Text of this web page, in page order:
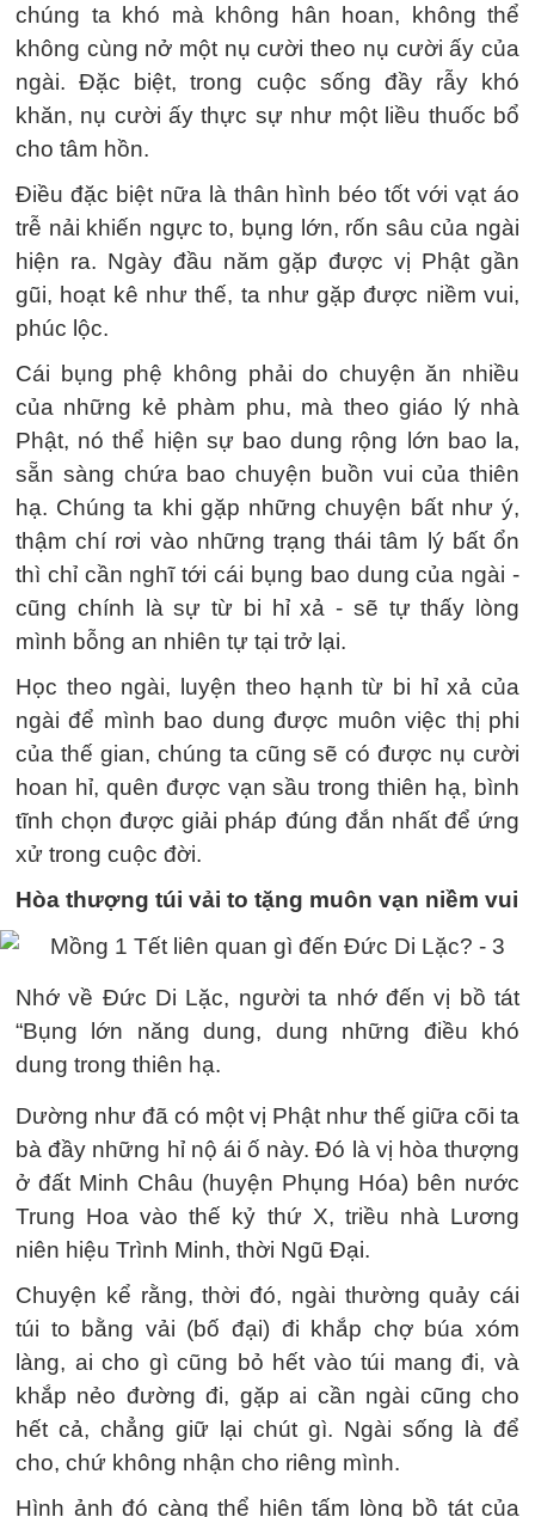
chúng ta khó mà không hân hoan, không thể
không cùng nở một nụ cười theo nụ cười ấy của
ngài. Đặc biệt, trong cuộc sống đầy rẫy khó
khăn, nụ cười ấy thực sự như một liều thuốc bổ
cho tâm hồn.
Điều đặc biệt nữa là thân hình béo tốt với vạt áo
trễ nải khiến ngực to, bụng lớn, rốn sâu của ngài
hiện ra. Ngày đầu năm gặp được vị Phật gần
gũi, hoạt kê như thế, ta như gặp được niềm vui,
phúc lộc.
Cái bụng phệ không phải do chuyện ăn nhiều
của những kẻ phàm phu, mà theo giáo lý nhà
Phật, nó thể hiện sự bao dung rộng lớn bao la,
sẵn sàng chứa bao chuyện buồn vui của thiên
hạ. Chúng ta khi gặp những chuyện bất như ý,
thậm chí rơi vào những trạng thái tâm lý bất ổn
thì chỉ cần nghĩ tới cái bụng bao dung của ngài -
cũng chính là sự từ bi hỉ xả - sẽ tự thấy lòng
mình bỗng an nhiên tự tại trở lại.
Học theo ngài, luyện theo hạnh từ bi hỉ xả của
ngài để mình bao dung được muôn việc thị phi
của thế gian, chúng ta cũng sẽ có được nụ cười
hoan hỉ, quên được vạn sầu trong thiên hạ, bình
tĩnh chọn được giải pháp đúng đắn nhất để ứng
xử trong cuộc đời.
Hòa thượng túi vải to tặng muôn vạn niềm vui
Nhớ về Đức Di Lặc, người ta nhớ đến vị bồ tát
“Bụng lớn năng dung, dung những điều khó
dung trong thiên hạ.
Dường như đã có một vị Phật như thế giữa cõi ta
bà đầy những hỉ nộ ái ố này. Đó là vị hòa thượng
ở đất Minh Châu (huyện Phụng Hóa) bên nước
Trung Hoa vào thế kỷ thứ X, triều nhà Lương
niên hiệu Trình Minh, thời Ngũ Đại.
Chuyện kể rằng, thời đó, ngài thường quảy cái
túi to bằng vải (bố đại) đi khắp chợ búa xóm
làng, ai cho gì cũng bỏ hết vào túi mang đi, và
khắp nẻo đường đi, gặp ai cần ngài cũng cho
hết cả, chẳng giữ lại chút gì. Ngài sống là để
cho, chứ không nhận cho riêng mình.
Hình ảnh đó càng thể hiện tấm lòng bồ tát của